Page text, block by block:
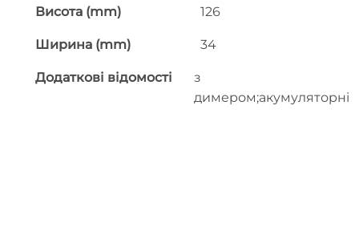
Висота (mm) 126
Ширина (mm) 34
Додаткові відомості
з
димером;акумуляторні